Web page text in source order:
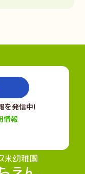
を発信中!
情報